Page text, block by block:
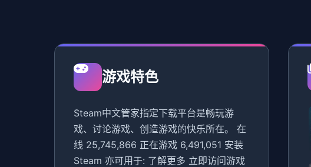
游戏特色
Steam中文管家指定下载平台是畅玩游
戏、讨论游戏、创造游戏的快乐所在。 在
线 25,745,866 正在游戏 6,491,051 安装
Steam 亦可用于: 了解更多 立即访问游戏